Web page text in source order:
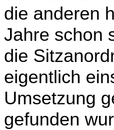
die anderen
Jahre schon
die
eigentlich
Umsetzung
gefunden